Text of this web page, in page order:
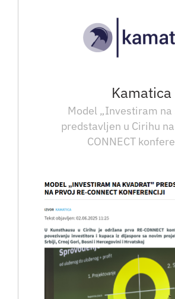
Kamatica
Model „Investiram na
predstavljen u Cirihu
CONNECT